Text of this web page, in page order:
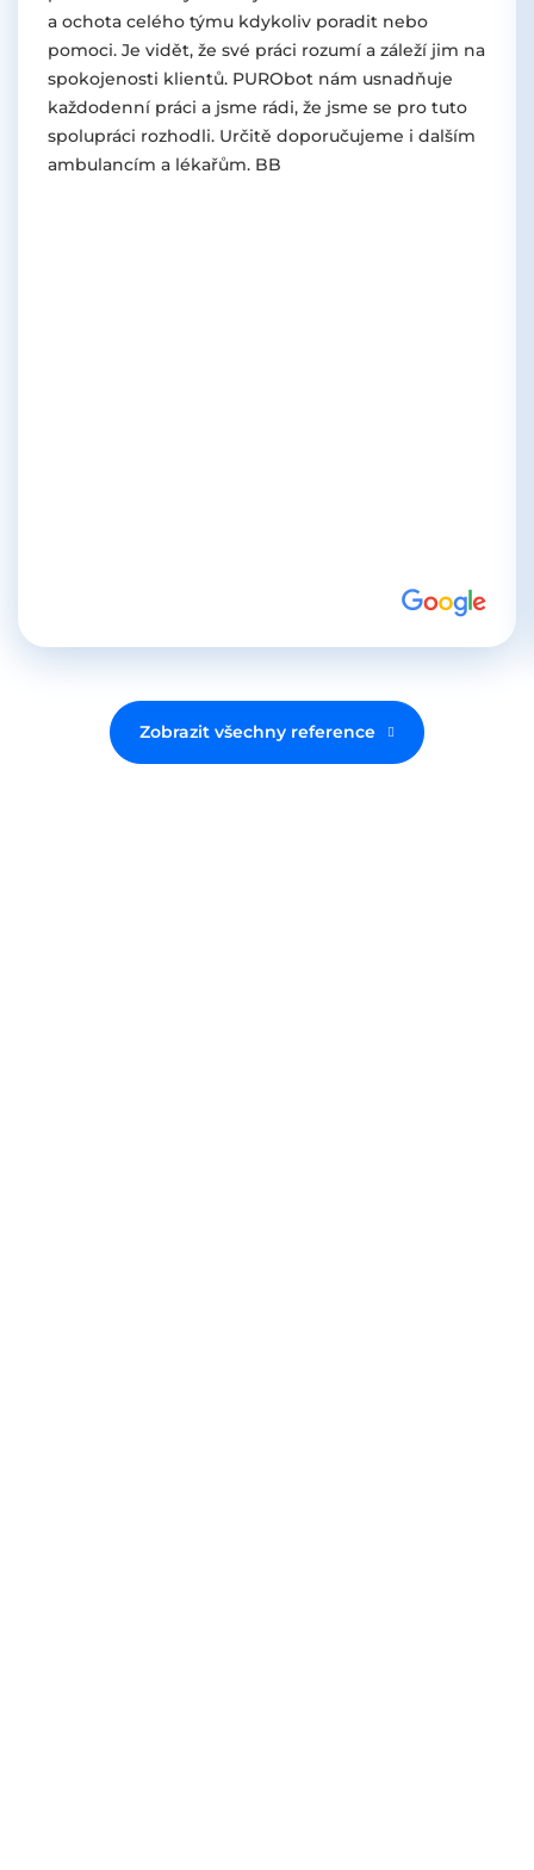
a ochota celého týmu kdykoliv poradit nebo
pomoci. Je vidět, že své práci rozumí a záleží jim na
spokojenosti klientů. PURObot nám usnadňuje
každodenní práci a jsme rádi, že jsme se pro tuto
spolupráci rozhodli. Určitě doporučujeme i dalším
ambulancím a lékařům. BB
Zobrazit všechny reference